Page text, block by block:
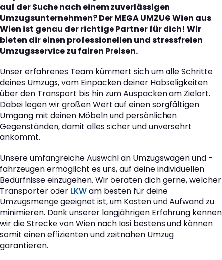
auf der Suche nach einem zuverlässigen
Umzugsunternehmen? Der MEGA UMZUG Wien aus
Wien ist genau der richtige Partner für dich! Wir
bieten dir einen professionellen und stressfreien
Umzugsservice zu fairen Preisen.
Unser erfahrenes Team kümmert sich um alle Schritte
deines Umzugs, vom Einpacken deiner Habseligkeiten
über den Transport bis hin zum Auspacken am Zielort.
Dabei legen wir großen Wert auf einen sorgfältigen
Umgang mit deinen Möbeln und persönlichen
Gegenständen, damit alles sicher und unversehrt
ankommt.
Unsere umfangreiche Auswahl an Umzugswagen und -
fahrzeugen ermöglicht es uns, auf deine individuellen
Bedürfnisse einzugehen. Wir beraten dich gerne, welcher
Transporter oder LKWam besten für deine
Umzugsmenge geeignet ist, um Kosten und Aufwand zu
minimieren. Dank unserer langjährigen Erfahrung kennen
wir die Strecke von Wien nach Iasi bestens und können
somit einen effizienten und zeitnahen Umzug
garantieren.